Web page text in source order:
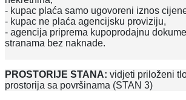
- kupac plaća samo ugovoreni iznos
- kupac ne plaća agencijsku proviziju,
- agencija priprema kupoprodajnu
stranama bez naknade.
PROSTORIJE STANA: vidjeti priloženi
prostorija sa površinama (STAN 3)